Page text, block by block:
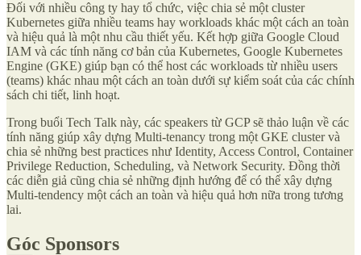
Đối với nhiều công ty hay tổ chức, việc chia sẻ một cluster
Kubernetes giữa nhiều teams hay workloads khác một cách an toàn
và hiệu quả là một nhu cầu thiết yếu. Kết hợp giữa Google Cloud
IAM và các tính năng cơ bản của Kubernetes, Google Kubernetes
Engine (GKE) giúp bạn có thể host các workloads từ nhiều users
(teams) khác nhau một cách an toàn dưới sự kiểm soát của các chính
sách chi tiết, linh hoạt.
Trong buổi Tech Talk này, các speakers từ GCP sẽ thảo luận về các
tính năng giúp xây dựng Multi-tenancy trong một GKE cluster và
chia sẻ những best practices như Identity, Access Control, Container
Privilege Reduction, Scheduling, và Network Security. Đồng thời
các diễn giả cũng chia sẻ những định hướng để có thể xây dựng
Multi-tendency một cách an toàn và hiệu quả hơn nữa trong tương
lai.
Góc Sponsors